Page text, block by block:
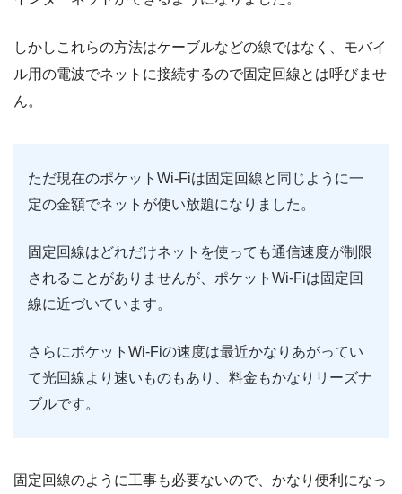
しかしこれらの方法はケーブルなどの線ではなく、モバイ
ル用の電波でネットに接続するので固定回線とは呼びませ
ん。
ただ現在のポケットWi-Fiは固定回線と同じように一
定の金額でネットが使い放題になりました。
固定回線はどれだけネットを使っても通信速度が制限
されることがありませんが、ポケットWi-Fiは固定回
線に近づいています。
さらにポケットWi-Fiの速度は最近かなりあがってい
て光回線より速いものもあり、料金もかなりリーズナ
ブルです。
固定回線のように工事も必要ないので、かなり便利になっ